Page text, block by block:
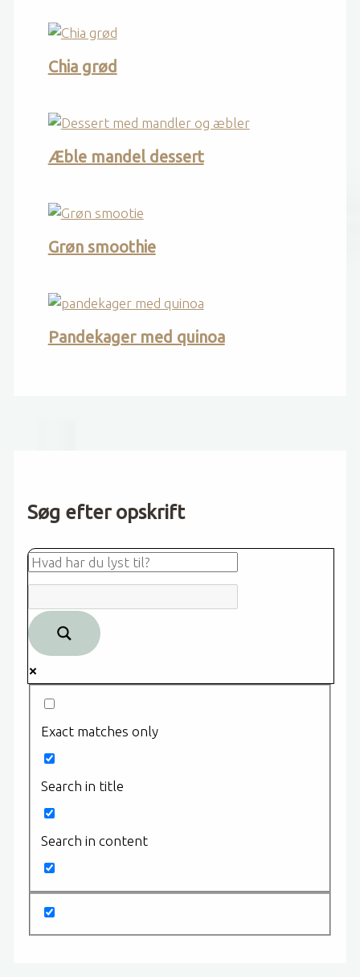
Chia grød
Æble mandel dessert
Grøn smoothie
Pandekager med quinoa
Søg efter opskrift
Exact matches only
Search in title
Search in content